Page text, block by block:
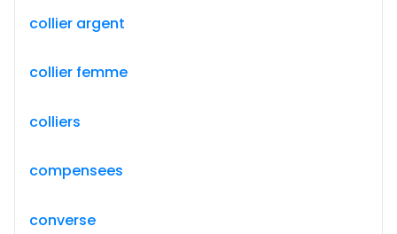
collier argent
collier femme
colliers
compensees
converse